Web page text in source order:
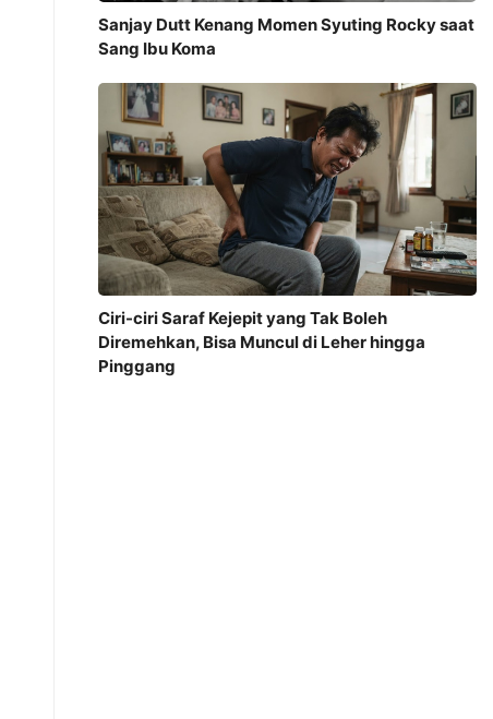
Sanjay Dutt Kenang Momen Syuting Rocky saat
Sang Ibu Koma
Ciri-ciri Saraf Kejepit yang Tak Boleh
Diremehkan, Bisa Muncul di Leher hingga
Pinggang